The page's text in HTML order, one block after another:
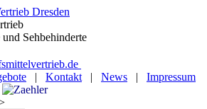
Sehbehinderte
| Kontakt | News |
Impressum